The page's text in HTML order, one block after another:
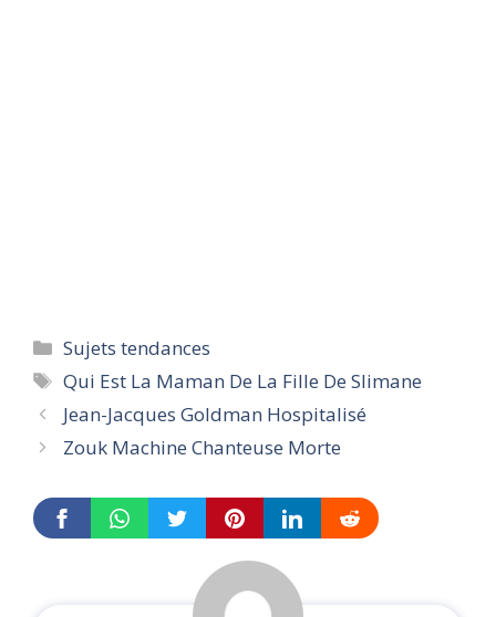
Categories
Sujets tendances
Tags
Qui Est La Maman De La Fille De Slimane
Jean-Jacques Goldman Hospitalisé
Zouk Machine Chanteuse Morte